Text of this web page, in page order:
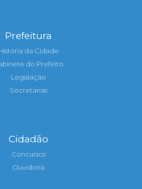
Prefeitura
da Cidade
do Prefeito
Legislação
Secretarias
Cidadão
Concursos
Ouvidoria